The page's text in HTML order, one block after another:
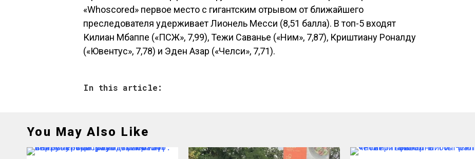
«Whoscored» первое место с гигантским отрывом от ближайшего
преследователя удерживает Лионель Месси (8,51 балла). В топ-5 входят
Килиан Мбаппе («ПСЖ», 7,99), Тежи Саванье («Ним», 7,87), Криштиану Роналду
(«Ювентус», 7,78) и Эден Азар («Челси», 7,71).
In this article:
You May Also Like